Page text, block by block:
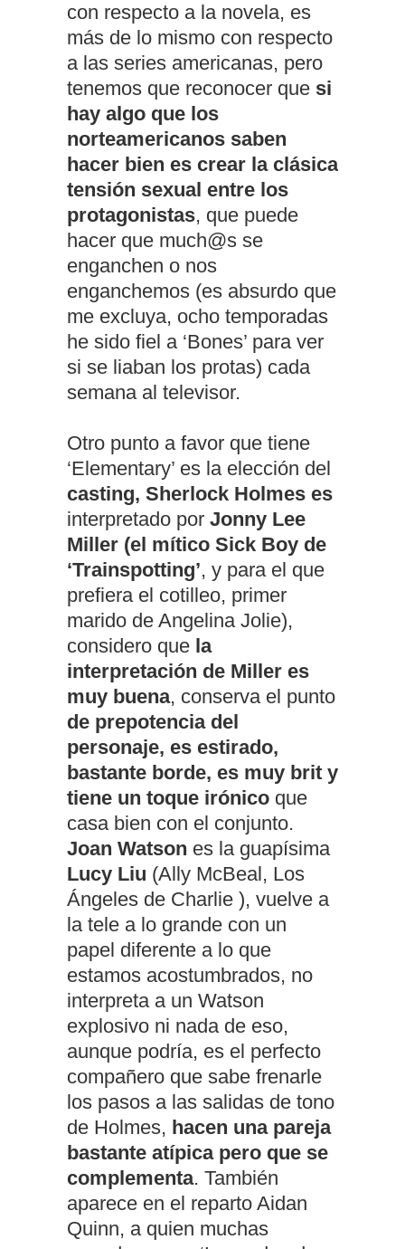
con respecto a la novela, es
más de lo mismo con respecto
a las series americanas, pero
tenemos que reconocer que si
hay algo que los
norteamericanos saben
hacer bien es crear la clásica
tensión sexual entre los
protagonistas, que puede
hacer que much@s se
enganchen o nos
enganchemos (es absurdo que
me excluya, ocho temporadas
he sido fiel a ‘Bones’ para ver
si se liaban los protas) cada
semana al televisor.
Otro punto a favor que tiene
‘Elementary’ es la elección del
casting, Sherlock Holmes es
interpretado por Jonny Lee
Miller (el mítico Sick Boy de
‘Trainspotting’, y para el que
prefiera el cotilleo, primer
marido de Angelina Jolie),
considero que la
interpretación de Miller es
muy buena, conserva el punto
de prepotencia del
personaje, es estirado,
bastante borde, es muy brit y
tiene un toque irónico que
casa bien con el conjunto.
Joan Watson es la guapísima
Lucy Liu (Ally McBeal, Los
Ángeles de Charlie ), vuelve a
la tele a lo grande con un
papel diferente a lo que
estamos acostumbrados, no
interpreta a un Watson
explosivo ni nada de eso,
aunque podría, es el perfecto
compañero que sabe frenarle
los pasos a las salidas de tono
de Holmes, hacen una pareja
bastante atípica pero que se
complementa. También
aparece en el reparto Aidan
Quinn, a quien muchas